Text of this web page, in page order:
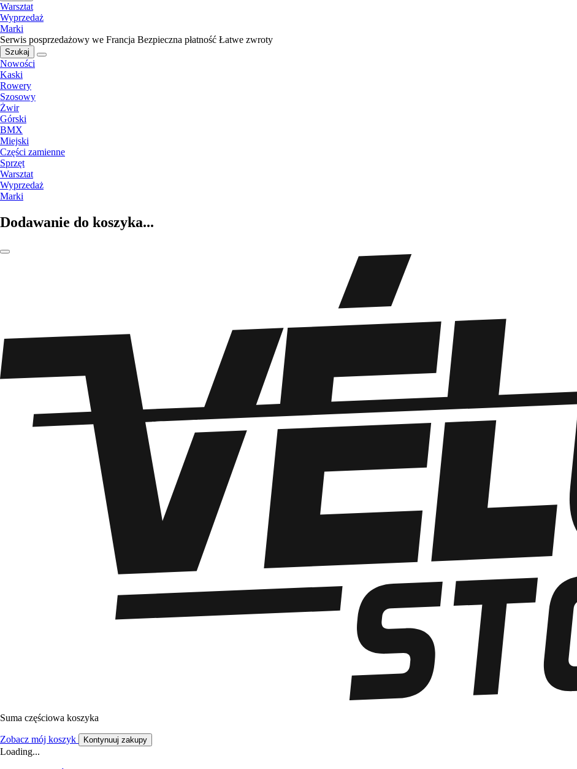
Warsztat
Wyprzedaż
Marki
Serwis posprzedażowy we Francja Bezpieczna płatność Łatwe zwroty
Szukaj
Nowości
Kaski
Rowery
Szosowy
Żwir
Górski
BMX
Miejski
Części zamienne
Sprzęt
Warsztat
Wyprzedaż
Marki
Dodawanie do koszyka...
Suma częściowa koszyka
Zobacz mój koszyk Kontynuuj zakupy
Loading...